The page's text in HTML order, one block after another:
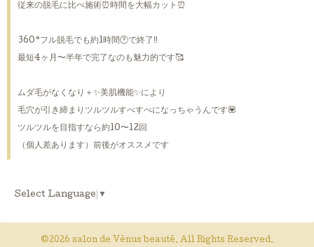
従来の脱毛に比べ施術⏰時間を大幅カット⏰
360°フル脱毛でも約1時間🕐で終了‼️
最短4ヶ月〜半年で完了なのも魅力的です🥰
ムダ毛がなくなり＋✨美肌機能✨により
毛穴が引き締まりツルツルすべすべになっちゃうんです💟
ツルツルを目指すなら約10〜12回
（個人差あります）前後がオススメです
Select Language ▼
©2026 salon de Vēnus beautē. All Rights Reserved.